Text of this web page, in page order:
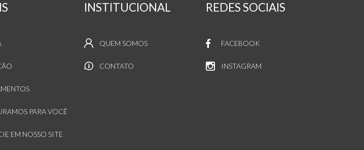
PARA VOCÊ
EM NOSSO SITE
INSTITUCIONAL
QUEM SOMOS
CONTATO
REDES SOCIAIS
FACEBOOK
INSTAGRAM